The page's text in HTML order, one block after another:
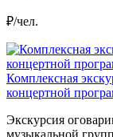
₽/чел.
Комплексная
концертной
Экскурсия
музыкальной